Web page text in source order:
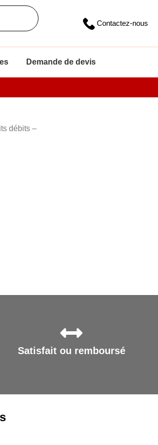
Contactez-nous
Demande de devis
débits –
Satisfait ou remboursé